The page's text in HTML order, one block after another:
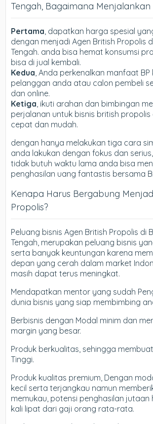
Tengah, Bagaimana Menjalankan
Pertama, dapatkan harga spesial
dengan menjadi Agen British Propolis
Tengah. anda bisa hemat konsumsi
bisa di jual kembali.
Kedua, Anda perkenalkan manfaat BP
pelanggan anda atau calon pembeli
dan online.
Ketiga, ikuti arahan dan bimbingan
perjalanan untuk bisnis british propolis
cepat dan mudah.
dengan hanya melakukan tiga cara
anda lakukan dengan fokus dan
tidak butuh waktu lama anda bisa
penghasilan uang fantastis bersama
Kenapa Harus Bergabung
Propolis?
Peluang bisnis Agen British Propolis di
Tengah, merupakan peluang bisnis
serta banyak keuntungan karena
depan yang cerah dalam market
masih dapat terus meningkat.
Mendapatkan mentor yang sudah
dunia bisnis yang siap membimbing
Berbisnis dengan Modal minim dan
margin yang besar.
Produk berkualitas, sehingga
Tinggi.
Produk kualitas premium, Dengan
kecil serta terjangkau namun
memukau, potensi penghasilan jutaan
kali lipat dari gaji orang rata-rata.